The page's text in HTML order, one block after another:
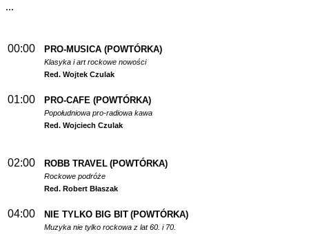
...
00:00 PRO-MUSICA (POWTÓRKA)
Klasyka i art rockowe nowości
Red. Wojtek Czulak
01:00 PRO-CAFE (POWTÓRKA)
Popołudniowa pro-radiowa kawa
Red. Wojciech Czulak
02:00 ROBB TRAVEL (POWTÓRKA)
Rockowe podróże
Red. Robert Błaszak
04:00 NIE TYLKO BIG BIT (POWTÓRKA)
Muzyka nie tylko rockowa z lat 60. i 70.